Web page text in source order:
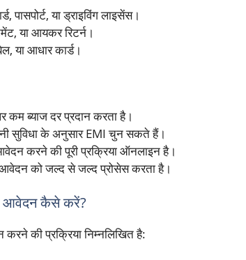
पासपोर्ट, या ड्राइविंग लाइसेंस।
या आयकर रिटर्न।
या आधार कार्ड।
कम ब्याज दर प्रदान करता है।
सुविधा के अनुसार EMI चुन सकते हैं।
करने की पूरी प्रक्रिया ऑनलाइन है।
को जल्द से जल्द प्रोसेस करता है।
आवेदन कैसे करें?
की प्रक्रिया निम्नलिखित है: